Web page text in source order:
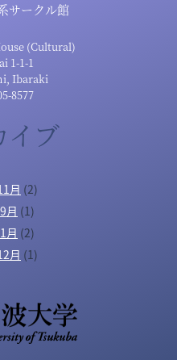
サークル館
(Cultural)
1-1-1
Ibaraki
8577
イブ
月 (2)
月 (1)
月 (2)
月 (1)